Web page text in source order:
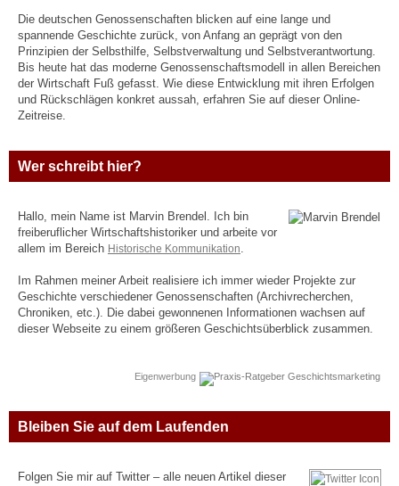
Die deutschen Genossenschaften blicken auf eine lange und
spannende Geschichte zurück, von Anfang an geprägt von den
Prinzipien der Selbsthilfe, Selbstverwaltung und Selbstverantwortung.
Bis heute hat das moderne Genossenschaftsmodell in allen Bereichen
der Wirtschaft Fuß gefasst. Wie diese Entwicklung mit ihren Erfolgen
und Rückschlägen konkret aussah, erfahren Sie auf dieser Online-
Zeitreise.
Wer schreibt hier?
Hallo, mein Name ist Marvin Brendel. Ich bin
freiberuflicher Wirtschaftshistoriker und arbeite vor
allem im Bereich Historische Kommunikation.
Im Rahmen meiner Arbeit realisiere ich immer wieder Projekte zur
Geschichte verschiedener Genossenschaften (Archivrecherchen,
Chroniken, etc.). Die dabei gewonnenen Informationen wachsen auf
dieser Webseite zu einem größeren Geschichtsüberblick zusammen.
Eigenwerbung
Bleiben Sie auf dem Laufenden
Folgen Sie mir auf Twitter – alle neuen Artikel dieser